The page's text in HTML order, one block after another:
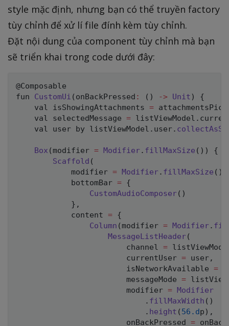
style mặc định, nhưng bạn có thể truyền factory
tùy chỉnh để xử lí file đính kèm tùy chỉnh.
Đặt nội dung của component tùy chỉnh mà bạn
sẽ triển khai trong code dưới đây:
@Composable
fun CustomUi ( onBackPressed : ( ) -> Unit )
{
    val isShowingAttachments
=
    val selectedMessage
= listViewModel .
    val user by listViewModel
. user.
Box ( modifier = Modifier. fillMaxSize ( ) )
{
Scaffold (
            modifier
= Modifier. fillMaxSize ( )
            bottomBar
= {
CustomAudioComposer( )
} ,
            content
= {
Column ( modifier = Modifier.
MessageListHeader(
                        channel
=
                        currentUser
= user,
                        isNetworkAvailable
=
                        messageMode
=
                        modifier
= Modifier
. fillMaxWidth ( )
. height ( 56.dp ) ,
                        onBackPressed
=